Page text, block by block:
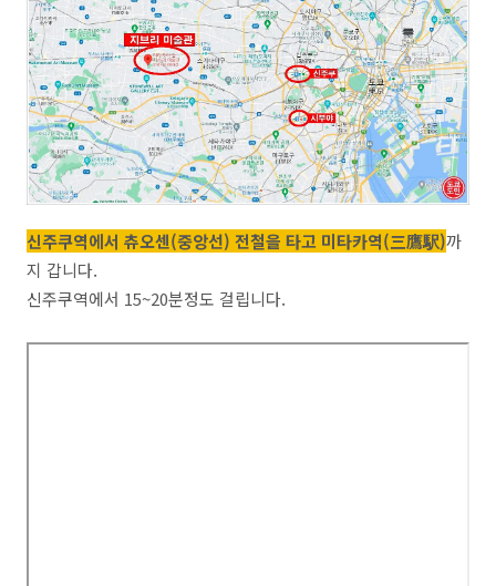
신주쿠역에서 츄오센(중앙선) 전철을 타고 미타카역(三鷹駅)까
지 갑니다.
신주쿠역에서 15~20분정도 걸립니다.